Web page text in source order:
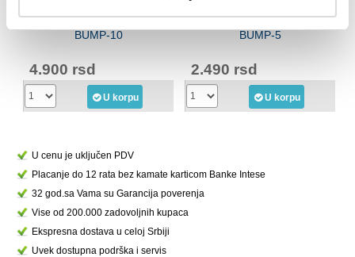
boji 1 x 10kg-RX WP026
BUMP-10
4.900 rsd
U korpu
RING Bumper tegovi ploče u
boji 1 x 5kg-RX WP026
BUMP-5
2.490 rsd
U korpu
U cenu je uključen PDV
Placanje do 12 rata bez kamate karticom Banke Intese
32 god.sa Vama su Garancija poverenja
Vise od 200.000 zadovoljnih kupaca
Ekspresna dostava u celoj Srbiji
Uvek dostupna podrška i servis